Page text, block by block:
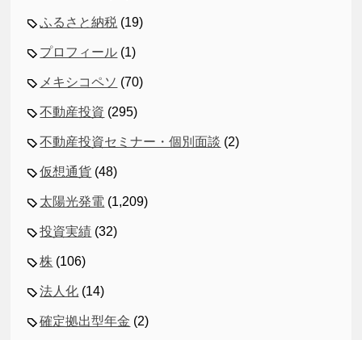
ふるさと納税 (19)
プロフィール (1)
メキシコペソ (70)
不動産投資 (295)
不動産投資セミナー・個別面談 (2)
仮想通貨 (48)
太陽光発電 (1,209)
投資実績 (32)
株 (106)
法人化 (14)
確定拠出型年金 (2)